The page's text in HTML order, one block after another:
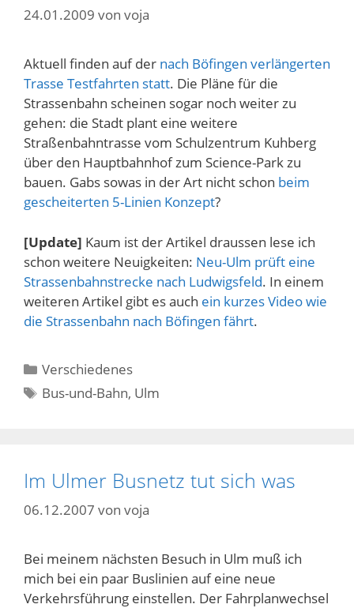
24.01.2009 von voja
Aktuell finden auf der nach Böfingen verlängerten
Trasse Testfahrten statt. Die Pläne für die
Strassenbahn scheinen sogar noch weiter zu
gehen: die Stadt plant eine weitere
Straßenbahntrasse vom Schulzentrum Kuhberg
über den Hauptbahnhof zum Science-Park zu
bauen. Gabs sowas in der Art nicht schon beim
gescheiterten 5-Linien Konzept?
[Update] Kaum ist der Artikel draussen lese ich
schon weitere Neuigkeiten: Neu-Ulm prüft eine
Strassenbahnstrecke nach Ludwigsfeld. In einem
weiteren Artikel gibt es auch ein kurzes Video wie
die Strassenbahn nach Böfingen fährt.
Kategorien
Verschiedenes
Schlagwörter
Bus-und-Bahn, Ulm
Im Ulmer Busnetz tut sich was
06.12.2007 von voja
Bei meinem nächsten Besuch in Ulm muß ich
mich bei ein paar Buslinien auf eine neue
Verkehrsführung einstellen. Der Fahrplanwechsel